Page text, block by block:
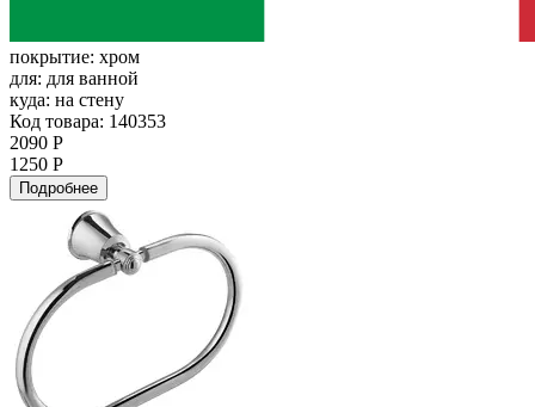
покрытие: хром
для: для ванной
куда: на стену
Код товара: 140353
2090 Р
1250 Р
Подробнее